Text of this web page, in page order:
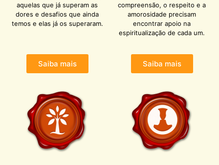
aquelas que já superam as
dores e desafios que ainda
temos e elas já os superaram.
compreensão, o respeito e a
amorosidade precisam
encontrar apoio na
espiritualização de cada um.
Saiba mais Saiba mais